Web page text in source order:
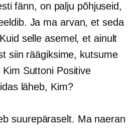
fänn, on palju põhjuseid,
Ja ma arvan, et seda
selle asemel, et ainult
siin räägiksime, kutsume
Suttoni Positive
läheb, Kim?
suurepäraselt. Ma naeran